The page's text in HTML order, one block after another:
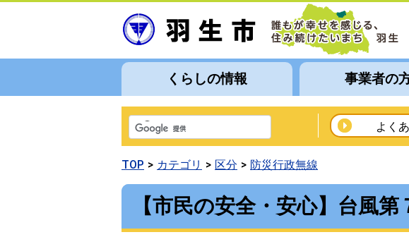
くらしの情報 事業者の
よく
TOP カテゴリ 区分 防災行政無線
【市民の安全・安心】台風